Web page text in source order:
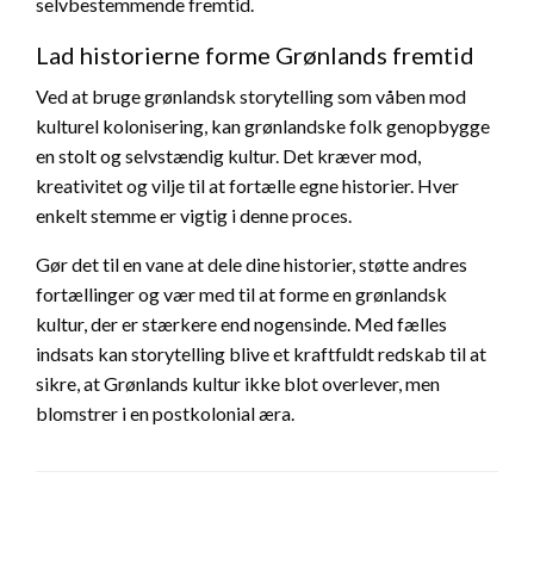
Lad historierne forme Grønlands fremtid
Ved at bruge grønlandsk storytelling som våben mod
kulturel kolonisering, kan grønlandske folk genopbygge
en stolt og selvstændig kultur. Det kræver mod,
kreativitet og vilje til at fortælle egne historier. Hver
enkelt stemme er vigtig i denne proces.
Gør det til en vane at dele dine historier, støtte andres
fortællinger og vær med til at forme en grønlandsk
kultur, der er stærkere end nogensinde. Med fælles
indsats kan storytelling blive et kraftfuldt redskab til at
sikre, at Grønlands kultur ikke blot overlever, men
blomstrer i en postkolonial æra.